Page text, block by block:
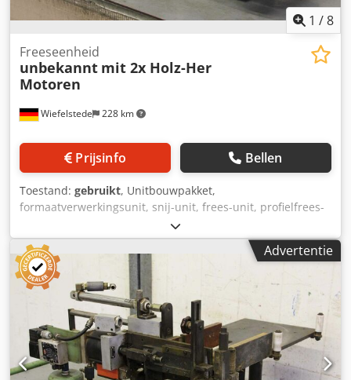
1 /8
Wiefelstede 228 km
Freeseenheid
unbekannt mit 2x Holz-Her
Motoren
Prijsinfo Bellen
Toestand: gebruikt, Unitbouwpakket,
formaatverwerkingsunit, snij-unit, frees-unit, profielfrees-
unit, voegfrees-unit, trim-unit, dubbelkante profiler,
kantbewerkingsmachine, scoremotor, hakselmotor,
freesmotor voor kantbewerkingsmachine -Freesaggregaat:
helaas geen typeaanduiding Codpsgyg Avjfx Alcorf -Motor:
2x Holz-Her 2200 W / 2800 rpm -Aandrijfriem: niet
inbegrepen -Motorblok: afmetingen 400/340/300 mm -
Freesunit: 530/440 / H300 mm -Gewicht: 81 kg
Advertentie